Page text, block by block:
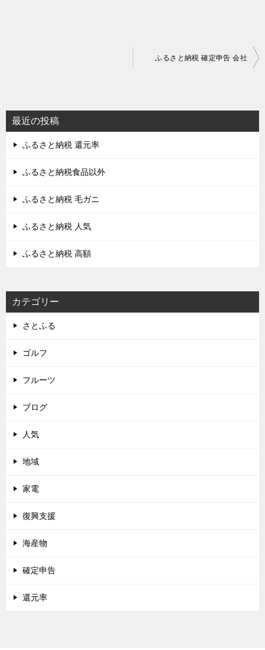
ビ
ゲ
ー
シ
ふるさと納税 確定申告 会社
最近の投稿
ふるさと納税 還元率
ふるさと納税食品以外
ふるさと納税 毛ガニ
ふるさと納税 人気
ふるさと納税 高額
カテゴリー
さとふる
ゴルフ
フルーツ
ブログ
人気
地域
家電
復興支援
海産物
確定申告
還元率